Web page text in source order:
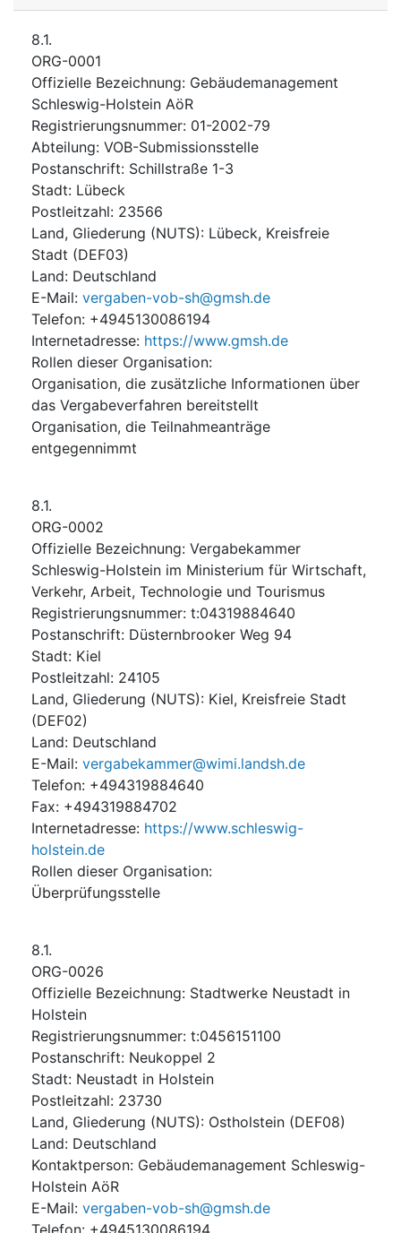
8.1.
ORG-0001
Offizielle Bezeichnung: Gebäudemanagement
Schleswig-Holstein AöR
Registrierungsnummer: 01-2002-79
Abteilung: VOB-Submissionsstelle
Postanschrift: Schillstraße 1-3
Stadt: Lübeck
Postleitzahl: 23566
Land, Gliederung (NUTS): Lübeck, Kreisfreie
Stadt (DEF03)
Land: Deutschland
E-Mail: vergaben-vob-sh@gmsh.de
Telefon: +4945130086194
Internetadresse: https://www.gmsh.de
Rollen dieser Organisation:
Organisation, die zusätzliche Informationen über
das Vergabeverfahren bereitstellt
Organisation, die Teilnahmeanträge
entgegennimmt
8.1.
ORG-0002
Offizielle Bezeichnung: Vergabekammer
Schleswig-Holstein im Ministerium für Wirtschaft,
Verkehr, Arbeit, Technologie und Tourismus
Registrierungsnummer: t:04319884640
Postanschrift: Düsternbrooker Weg 94
Stadt: Kiel
Postleitzahl: 24105
Land, Gliederung (NUTS): Kiel, Kreisfreie Stadt
(DEF02)
Land: Deutschland
E-Mail: vergabekammer@wimi.landsh.de
Telefon: +494319884640
Fax: +494319884702
Internetadresse: https://www.schleswig-
holstein.de
Rollen dieser Organisation:
Überprüfungsstelle
8.1.
ORG-0026
Offizielle Bezeichnung: Stadtwerke Neustadt in
Holstein
Registrierungsnummer: t:0456151100
Postanschrift: Neukoppel 2
Stadt: Neustadt in Holstein
Postleitzahl: 23730
Land, Gliederung (NUTS): Ostholstein (DEF08)
Land: Deutschland
Kontaktperson: Gebäudemanagement Schleswig-
Holstein AöR
E-Mail: vergaben-vob-sh@gmsh.de
Telefon: +4945130086194